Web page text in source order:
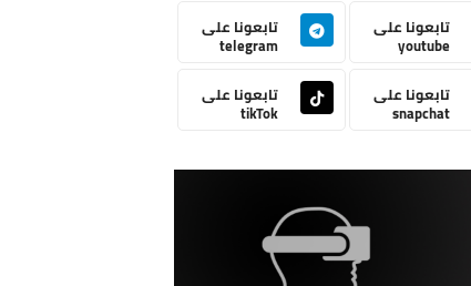
تابعونا على
youtube
تابعونا على
telegram
تابعونا على
snapchat
تابعونا على
tikTok